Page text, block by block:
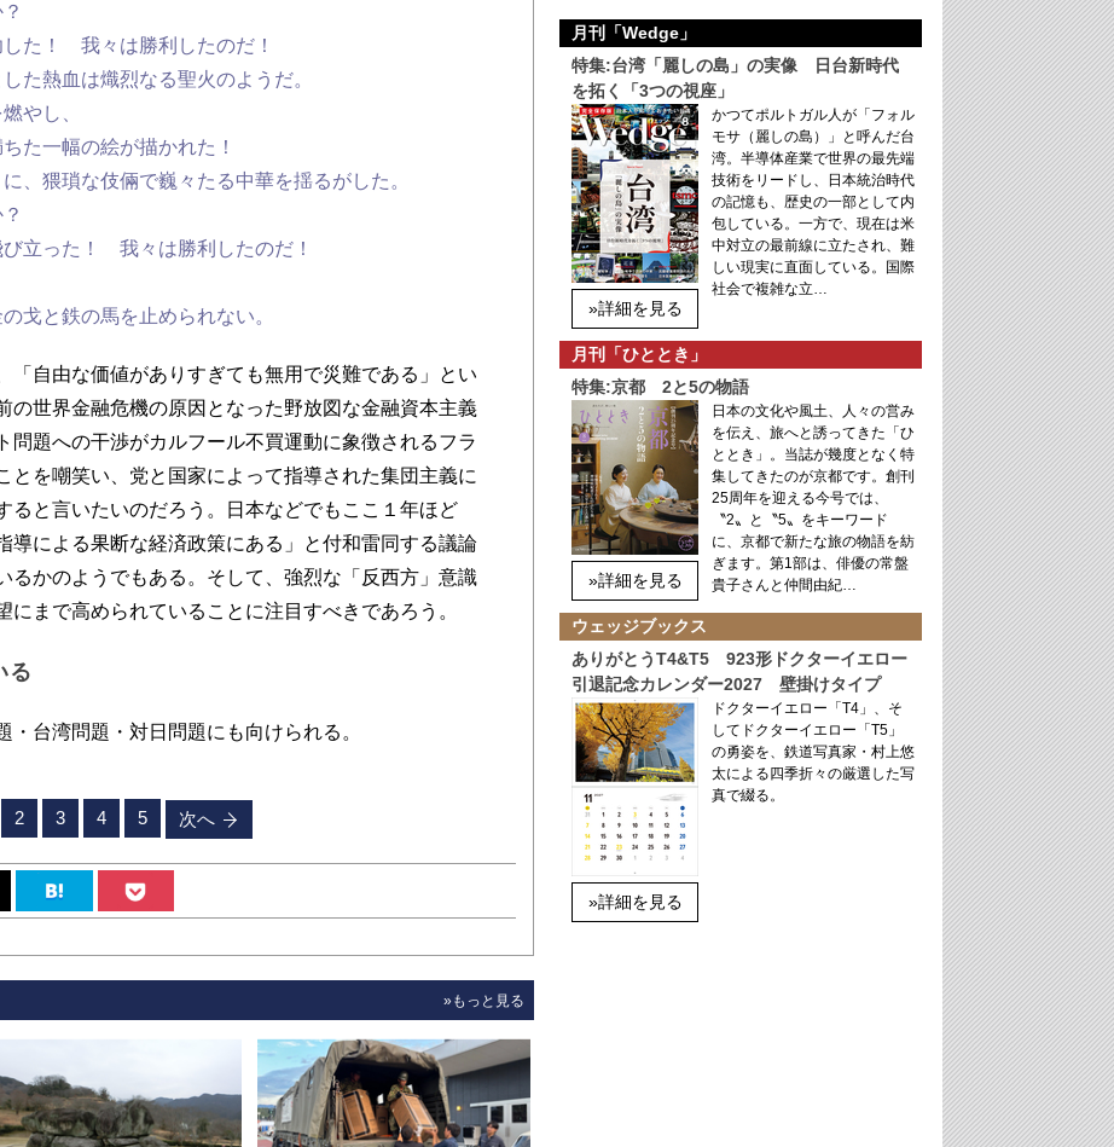
た！ 我々は勝利したのだ！
た熱血は熾烈なる聖火のようだ。
やし、
た一幅の絵が描かれた！
、猥瑣な伎倆で巍々たる中華を揺るがした。
立った！ 我々は勝利したのだ！
戈と鉄の馬を止められない。
自由な価値がありすぎても無用で災難である」とい
の世界金融危機の原因となった野放図な金融資本主義
問題への干渉がカルフール不買運動に象徴されるフラ
とを嘲笑い、党と国家によって指導された集団主義に
ると言いたいのだろう。日本などでもここ１年ほど
導による果断な経済政策にある」と付和雷同する議論
るかのようでもある。そして、強烈な「反西方」意識
まで高められていることに注目すべきであろう。
る
台湾問題・対日問題にも向けられる。
2 3 4 5 次へ
»もっと見る
月刊「Wedge」
特集:台湾「麗しの島」の実像 日台新時代
を拓く「3つの視座」
»詳細を見る
かつてポルトガル人が「フォル
モサ（麗しの島）」と呼んだ台
湾。半導体産業で世界の最先端
技術をリードし、日本統治時代
の記憶も、歴史の一部として内
包している。一方で、現在は米
中対立の最前線に立たされ、難
しい現実に直面している。国際
社会で複雑な立…
月刊「ひととき」
特集:京都 2と5の物語
»詳細を見る
日本の文化や風土、人々の営み
を伝え、旅へと誘ってきた「ひ
ととき」。当誌が幾度となく特
集してきたのが京都です。創刊
25周年を迎える今号では、
〝2〟と〝5〟をキーワード
に、京都で新たな旅の物語を紡
ぎます。第1部は、俳優の常盤
貴子さんと仲間由紀…
ウェッジブックス
ありがとうT4&T5 923形ドクターイエロー
引退記念カレンダー2027 壁掛けタイプ
»詳細を見る
ドクターイエロー「T4」、そ
してドクターイエロー「T5」
の勇姿を、鉄道写真家・村上悠
太による四季折々の厳選した写
真で綴る。